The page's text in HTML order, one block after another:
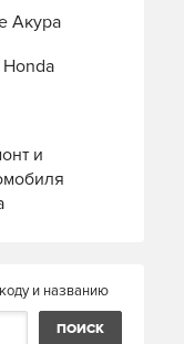
Акура
и
и названию